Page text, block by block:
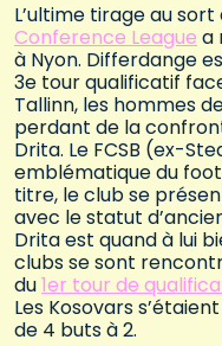
L’ultime tirage au
Conference League a
à Nyon. Differdange
3e tour qualificatif
Tallinn, les hommes
perdant de la
Drita. Le FCSB (ex-
emblématique du
titre, le club se
avec le statut
Drita est quand à lui
clubs se sont
du1er tour de
Les Kosovars
de 4 buts à 2.